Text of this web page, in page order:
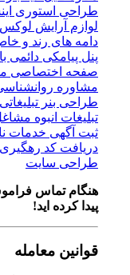
طراحی استوری
لوازم آرایش لوکس
دامه های رند و خاص
پنل پیامکی دائمی با
صفحه اختصاصی
مشاوره روانشناسی
طراحی بنر تبلیغاتی
تبلیغات انبوه مشاغل
ثبت آگهی خدمات ناخن
دریافت کد رهگیری
طراحی سایت
هنگام تماس فراموش
پیدا کرده اید!
قوانین معامله